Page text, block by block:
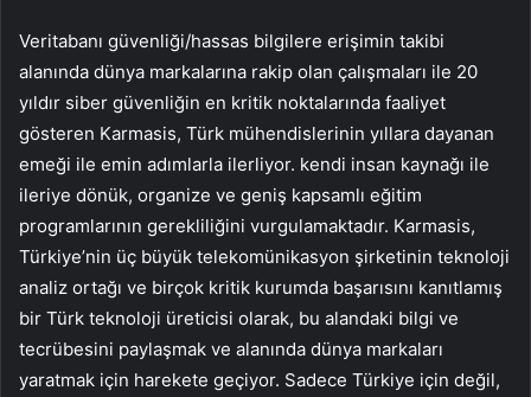
Veritabanı güvenliği/hassas bilgilere erişimin takibi
alanında dünya markalarına rakip olan çalışmaları ile 20
yıldır siber güvenliğin en kritik noktalarında faaliyet
gösteren Karmasis, Türk mühendislerinin yıllara dayanan
emeği ile emin adımlarla ilerliyor. kendi insan kaynağı ile
ileriye dönük, organize ve geniş kapsamlı eğitim
programlarının gerekliliğini vurgulamaktadır. Karmasis,
Türkiye’nin üç büyük telekomünikasyon şirketinin teknoloji
analiz ortağı ve birçok kritik kurumda başarısını kanıtlamış
bir Türk teknoloji üreticisi olarak, bu alandaki bilgi ve
tecrübesini paylaşmak ve alanında dünya markaları
yaratmak için harekete geçiyor. Sadece Türkiye için değil,